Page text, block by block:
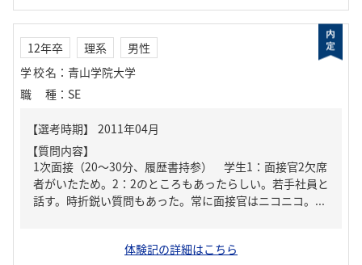
12年卒 理系
男性
学校名 ： 青山学院大学
職種 ： SE
【質問内容】
1次面接（20～30分、履歴書持参） 学生1：面接官2欠席
者がいたため。2：2のところもあったらしい。若手社員と
話す。時折鋭い質問もあった。常に面接官はニコニコ。...
体験記の詳細はこちら